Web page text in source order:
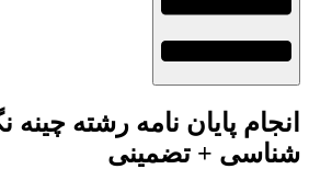
انجام پایان نامه رشته چینه
شناسی + تضمینی